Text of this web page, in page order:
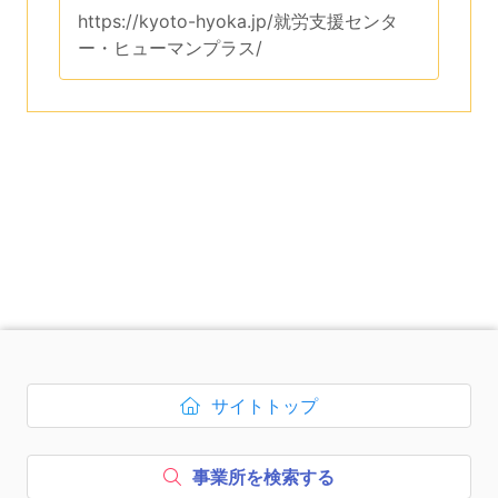
このページのURLは、
https://kyoto-hyoka.jp/就労支援センタ
ー・ヒューマンプラス/
次のコンテンツはページのフ
ボタン1、
サイトトップ
を開く
ボタン2、
事業所を検索する